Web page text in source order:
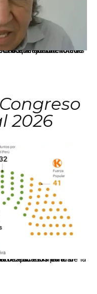
Comisión de Gracias Presidenciales conforme al procedimiento establecido.
2026
de la Bicameralidad.